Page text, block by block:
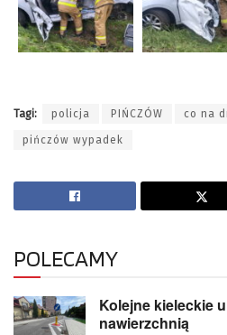
Tagi: policja PIŃCZÓW co na
pińczów wypadek
POLECAMY
Kolejne kieleckie
nawierzchnią